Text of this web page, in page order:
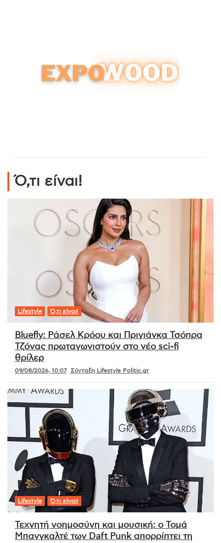
Ό,τι είναι!
Lifestyle Ό,τι είναι!
Bluefly: Ράσελ Κρόου και Πριγιάνκα Τσόπρα
Τζόνας πρωταγωνιστούν στο νέο sci-fi
θρίλερ
09/08/2026, 10:07 Σύνταξη Lifestyle Politic.gr
Lifestyle Ό,τι είναι!
Τεχνητή νοημοσύνη και μουσική: ο Τομά
Μπανγκαλτέ των Daft Punk απορρίπτει τη